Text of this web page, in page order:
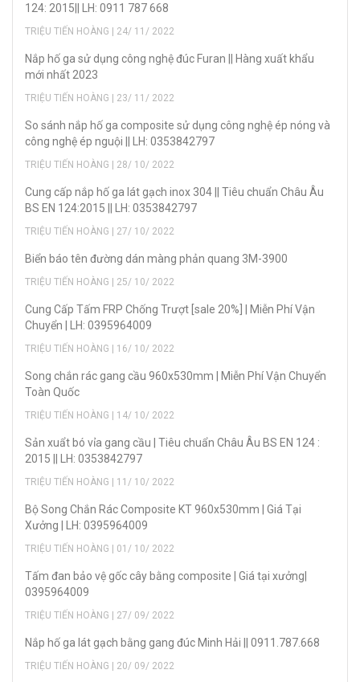
124: 2015|| LH: 0911 787 668
TRIỆU TIẾN HOÀNG | 24/ 11/ 2022
Nắp hố ga sử dụng công nghệ đúc Furan || Hàng xuất khẩu
mới nhất 2023
TRIỆU TIẾN HOÀNG | 23/ 11/ 2022
So sánh nắp hố ga composite sử dụng công nghệ ép nóng và
công nghệ ép nguội || LH: 0353842797
TRIỆU TIẾN HOÀNG | 28/ 10/ 2022
Cung cấp nắp hố ga lát gạch inox 304 || Tiêu chuẩn Châu Âu
BS EN 124:2015 || LH: 0353842797
TRIỆU TIẾN HOÀNG | 27/ 10/ 2022
Biển báo tên đường dán màng phản quang 3M-3900
TRIỆU TIẾN HOÀNG | 25/ 10/ 2022
Cung Cấp Tấm FRP Chống Trượt [sale 20%] | Miễn Phí Vận
Chuyển | LH: 0395964009
TRIỆU TIẾN HOÀNG | 16/ 10/ 2022
Song chắn rác gang cầu 960x530mm | Miễn Phí Vận Chuyển
Toàn Quốc
TRIỆU TIẾN HOÀNG | 14/ 10/ 2022
Sản xuẩt bó vỉa gang cầu | Tiêu chuẩn Châu Âu BS EN 124 :
2015 || LH: 0353842797
TRIỆU TIẾN HOÀNG | 11/ 10/ 2022
Bộ Song Chắn Rác Composite KT 960x530mm | Giá Tại
Xưởng | LH: 0395964009
TRIỆU TIẾN HOÀNG | 01/ 10/ 2022
Tấm đan bảo vệ gốc cây bằng composite | Giá tại xưởng|
0395964009
TRIỆU TIẾN HOÀNG | 27/ 09/ 2022
Nắp hố ga lát gạch bằng gang đúc Minh Hải || 0911.787.668
TRIỆU TIẾN HOÀNG | 20/ 09/ 2022